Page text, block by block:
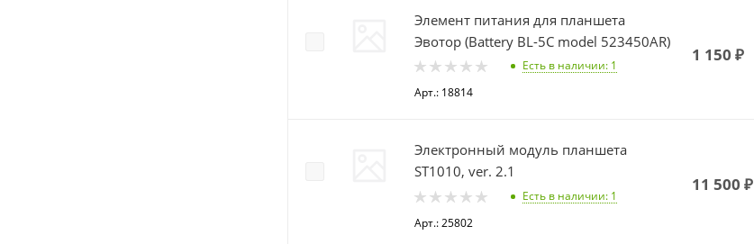
Элемент питания для планшета
Эвотор (Battery BL-5C model 523450AR)
Есть в наличии: 1
Арт.: 18814
1 150 ₽
Электронный модуль планшета
ST1010, ver. 2.1
Есть в наличии: 1
Арт.: 25802
11 500 ₽